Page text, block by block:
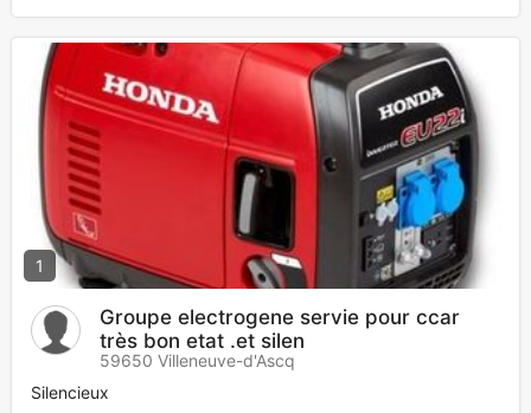
1
Groupe electrogene servie pour ccar
très bon etat .et silen
59650 Villeneuve-d'Ascq
Silencieux